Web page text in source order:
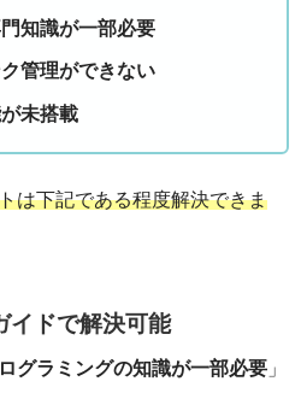
知識が一部必要
管理ができない
未搭載
は下記である程度解決できま
イドで解決可能
グラミングの知識が一部必要 」